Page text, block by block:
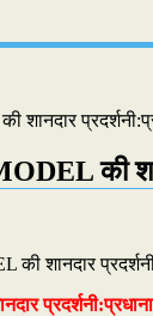
शानदार
की